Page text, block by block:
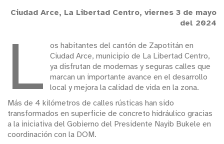
Ciudad Arce, La Libertad Centro, viernes 3 de mayo
del 2024
L
os habitantes del cantón de Zapotitán en
Ciudad Arce, municipio de La Libertad Centro,
ya disfrutan de modernas y seguras calles que
marcan un importante avance en el desarrollo
local y mejora la calidad de vida en la zona.
Más de 4 kilómetros de calles rústicas han sido
transformados en superficie de concreto hidráulico gracias
a la iniciativa del Gobierno del Presidente Nayib Bukele en
coordinación con la DOM.